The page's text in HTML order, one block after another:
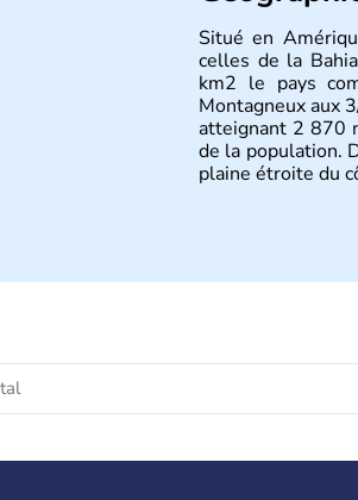
Situé en
celles de la
km2 le pays
Montagneux aux
atteignant 2 870
de la population.
plaine étroite du